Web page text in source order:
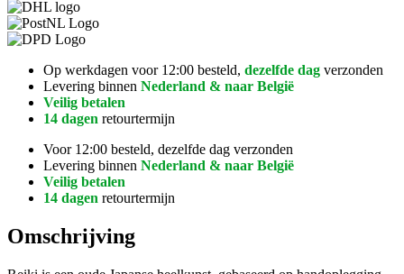
Op werkdagen voor 12:00 besteld, dezelfde dag verzonden
Levering binnen Nederland & naar België
Veilig betalen
14 dagen retourtermijn
Voor 12:00 besteld, dezelfde dag verzonden
Levering binnen Nederland & naar België
Veilig betalen
14 dagen retourtermijn
Omschrijving